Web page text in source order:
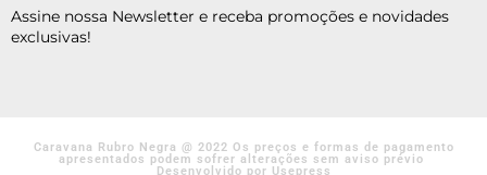
Assine nossa Newsletter e receba promoções e novidades
exclusivas!
Caravana Rubro Negra @ 2022 Os preços e formas de pagamento
apresentados podem sofrer alterações sem aviso prévio
Desenvolvido por Usepress